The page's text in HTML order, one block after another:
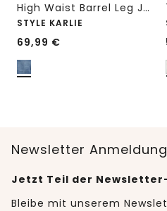
High Waist Barrel Leg Jeans im Loose Fit
STYLE KARLIE
69,99 €
Newsletter Anmeldung
Jetzt Teil der
Bleibe mit unserem